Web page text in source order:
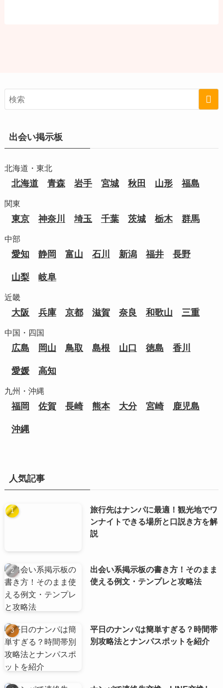
出会い掲示板
北海道・東北
北海道 青森 岩手 宮城 秋田 山形 福島
関東
東京 神奈川 埼玉 千葉 茨城 栃木 群馬
中部
愛知 静岡 富山 石川 新潟 福井 長野
山梨 岐阜
近畿
大阪 兵庫 京都 滋賀 奈良 和歌山 三重
中国・四国
広島 岡山 鳥取 島根 山口 徳島 香川
愛媛 高知
九州・沖縄
福岡 佐賀 長崎 熊本 大分 宮崎 鹿児島
沖縄
人気記事
旅行先はナンパに最適！観光地でワ
ンナイトできる場所と口説き方を解
説
出会い系掲示板の書き方！そのまま
使える例文・テンプレと攻略法
平日のナンパは簡単すぎる？時間帯
別攻略法とナンパスポットを紹介